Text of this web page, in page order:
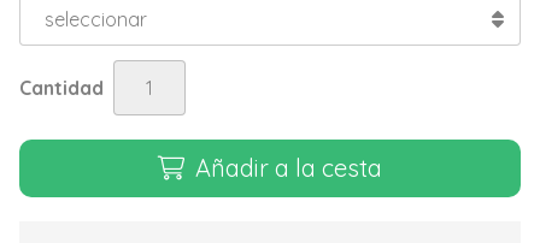
Cantidad
Añadir a la cesta